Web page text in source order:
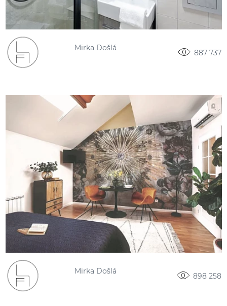
Mirka Došlá
887 737
Mirka Došlá
898 258